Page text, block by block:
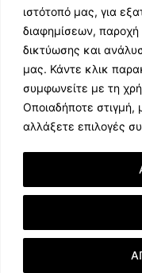
ιστότοπό μας, για
διαφημίσεων, παροχή
δικτύωσης και
μας. Κάντε κλικ
συμφωνείτε με τη
Οποιαδήποτε στιγμή,
αλλάξετε επιλογές
ΕΛΛΗΝΙΚΗ ΜΟΥΣΙΚΗ
TV SHOWS
EVENTS
ΘΕΑΤΡΟ
ΔΙΑΓΩΝΙΣΜΟΙ
STOA CULTURA
ΣΥΝΕΝΤΕΥΞΕΙΣ
© 2023 music.net.cy, All